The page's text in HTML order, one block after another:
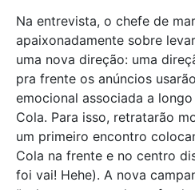
Na entrevista, o chefe de
apaixonadamente sobre
uma nova direção: uma
pra frente os anúncios
emocional associada a
Cola. Para isso, retratarão
um primeiro encontro
Cola na frente e no centro
foi vai! Hehe). A nova